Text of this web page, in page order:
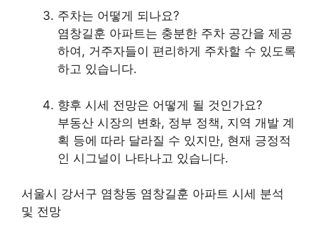
주차는 어떻게 되나요?
염창길훈 아파트는 충분한 주차 공간을 제공
하여, 거주자들이 편리하게 주차할 수 있도록
하고 있습니다.
향후 시세 전망은 어떻게 될 것인가요?
부동산 시장의 변화, 정부 정책, 지역 개발 계
획 등에 따라 달라질 수 있지만, 현재 긍정적
인 시그널이 나타나고 있습니다.
서울시 강서구 염창동 염창길훈 아파트 시세 분석
및 전망